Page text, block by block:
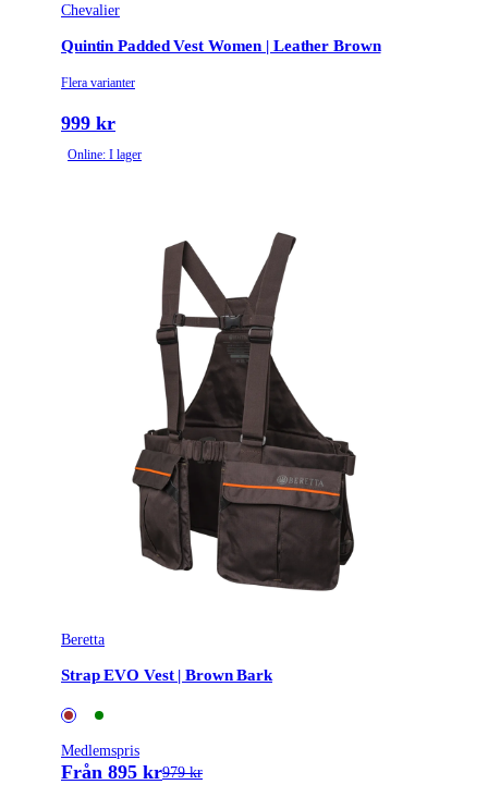
Chevalier
Quintin Padded Vest Women | Leather Brown
Flera varianter
999 kr
Online: I lager
Beretta
Strap EVO Vest | Brown Bark
Medlemspris
Från 895 kr979 kr